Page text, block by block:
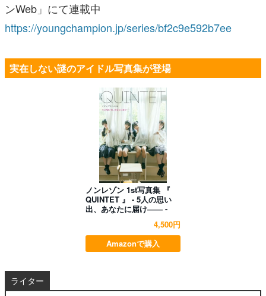
ンWeb」にて連載中
https://youngchampion.jp/series/bf2c9e592b7ee
実在しない謎のアイドル写真集が登場
ノンレゾン 1st写真集 『
QUINTET 』 - 5人の思い
出、あなたに届け―― -
4,500円
Amazonで購入
ライター